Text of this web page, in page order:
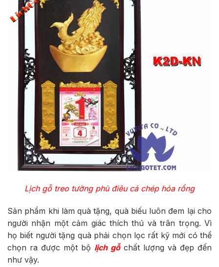
Lịch gỗ treo tường phù điêu cá chép hóa rồng
Sản phẩm khi làm quà tặng, quà biếu luôn đem lại cho
người nhận một cảm giác thích thú và trân trọng. Vì
họ biết người tặng quà phải chọn lọc rất kỹ mới có thể
chọn ra được một bộ lịch gỗchất lượng và đẹp đến
như vậy.